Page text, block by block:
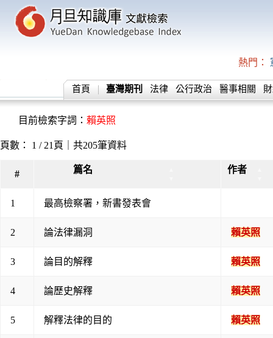
熱門：
首頁 臺灣期刊 法律 公行政治 醫事相關
目前檢索字詞： 賴英照
頁數： 1 / 21頁｜共205筆資料
# 篇名 作者
1 最高檢察署，新書發表會
2 論法律漏洞 賴英照
3 論目的解釋 賴英照
4 論歷史解釋 賴英照
5 解釋法律的目的 賴英照